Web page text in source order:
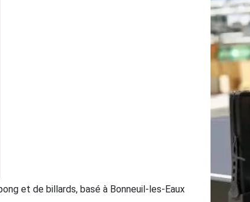
et de billards, basé à Bonneuil-les-Eaux